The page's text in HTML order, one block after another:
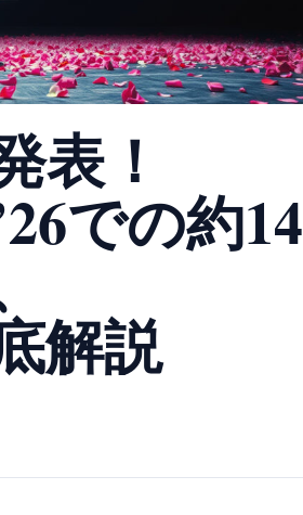
表！
での約14
解説